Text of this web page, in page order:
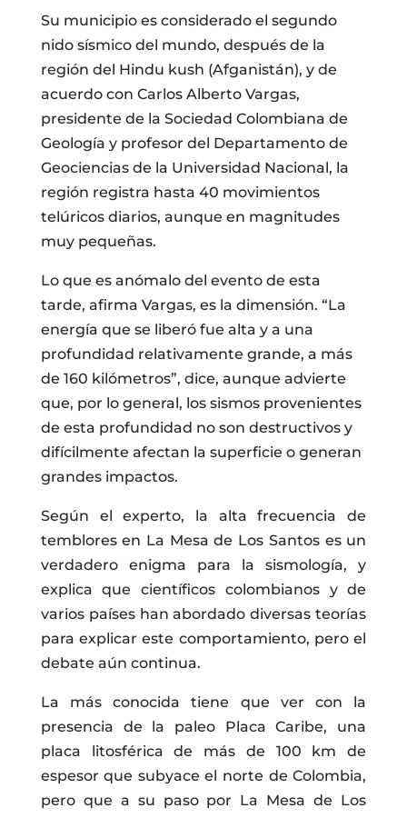
Su municipio es considerado el segundo
nido sísmico del mundo, después de la
región del Hindu kush (Afganistán), y de
acuerdo con Carlos Alberto Vargas,
presidente de la Sociedad Colombiana de
Geología y profesor del Departamento de
Geociencias de la Universidad Nacional, la
región registra hasta 40 movimientos
telúricos diarios, aunque en magnitudes
muy pequeñas.
Lo que es anómalo del evento de esta
tarde, afirma Vargas, es la dimensión. “La
energía que se liberó fue alta y a una
profundidad relativamente grande, a más
de 160 kilómetros”, dice, aunque advierte
que, por lo general, los sismos provenientes
de esta profundidad no son destructivos y
difícilmente afectan la superficie o generan
grandes impactos.
Según el experto, la alta frecuencia de
temblores en La Mesa de Los Santos es un
verdadero enigma para la sismología, y
explica que científicos colombianos y de
varios países han abordado diversas teorías
para explicar este comportamiento, pero el
debate aún continua.
La más conocida tiene que ver con la
presencia de la paleo Placa Caribe, una
placa litosférica de más de 100 km de
espesor que subyace el norte de Colombia,
pero que a su paso por La Mesa de Los